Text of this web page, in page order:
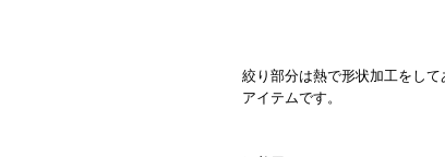
絞り部分は熱で形状加工をし
アイテムです。